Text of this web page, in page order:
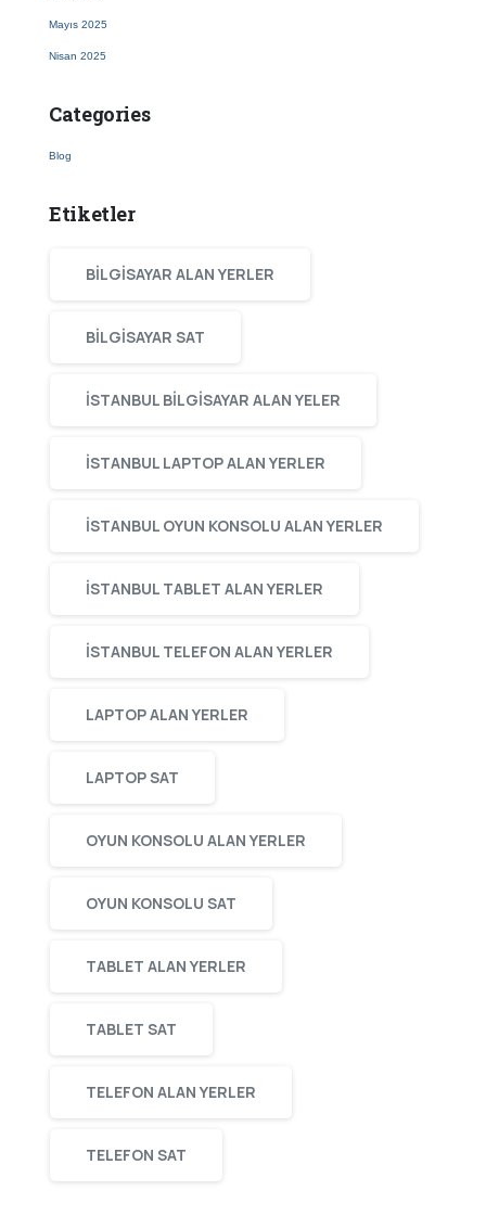
Mayıs 2025
Nisan 2025
Categories
Blog
Etiketler
BILGISAYAR ALAN YERLER
BILGISAYAR SAT
ISTANBUL BILGISAYAR ALAN YELER
ISTANBUL LAPTOP ALAN YERLER
ISTANBUL OYUN KONSOLU ALAN YERLER
ISTANBUL TABLET ALAN YERLER
ISTANBUL TELEFON ALAN YERLER
LAPTOP ALAN YERLER
LAPTOP SAT
OYUN KONSOLU ALAN YERLER
OYUN KONSOLU SAT
TABLET ALAN YERLER
TABLET SAT
TELEFON ALAN YERLER
TELEFON SAT